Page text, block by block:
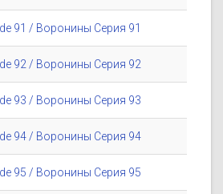
91 / Воронины Серия 91
92 / Воронины Серия 92
93 / Воронины Серия 93
94 / Воронины Серия 94
95 / Воронины Серия 95